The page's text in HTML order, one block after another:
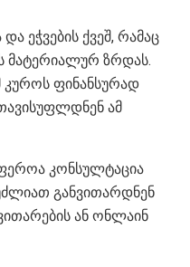
ეჭვების ქვეშ, რამაც
მატერიალურ ზრდას.
ფინანსურად
ამ
კონსულტაცია
განვითარდნენ
ან ონლაინ